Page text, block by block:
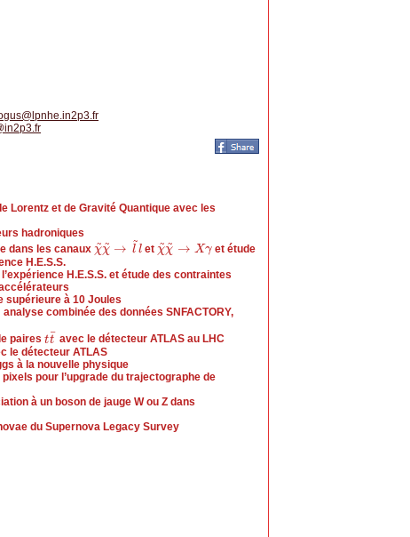
@ lpnhe.in2p3.fr
in2p3.fr
Lorentz et de Gravité Quantique avec les
hadroniques
dans les canaux χ
~χ
~ → l
~
l
χ~χ ~→ ~ l et χ
~χ
~ → Xγ
χ~χ ~→ Xγ
et étude
H.E.S.S.
H.E.S.S. et étude des contraintes
supérieure à 10 Joules
combinée des données SNFACTORY,
paires tt
¯
tt¯ avec le détecteur ATLAS au LHC
le détecteur ATLAS
à la nouvelle physique
pour l’upgrade du trajectographe de
à un boson de jauge W ou Z dans
du Supernova Legacy Survey